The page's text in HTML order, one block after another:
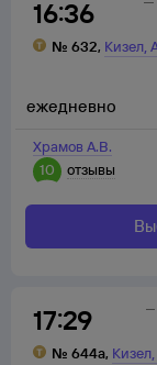
16:36
№ 632, Кизел,
Храмов А.В.
10
отзывы
ежедневно
17:29
№ 644а, Кизел,